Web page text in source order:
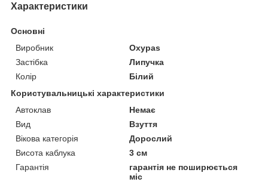
Характеристики
Основні
Виробник
Oxypas
Застібка
Липучка
Колір
Білий
Користувальницькі характеристики
Автоклав
Немає
Вид
Взуття
Вікова категорія
Дорослий
Висота каблука
3 см
Гарантія
гарантія не поширюється
міс